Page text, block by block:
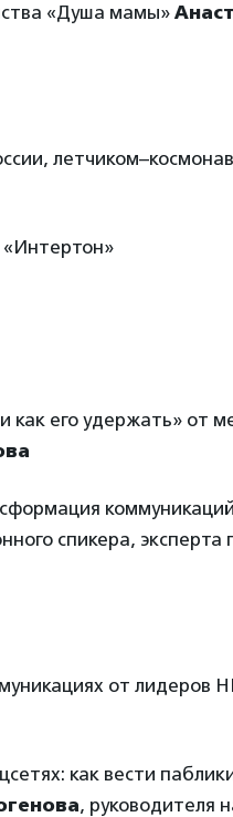
«Душа мамы»
«Интертон»
как его удержать» от
спикера, эксперта
от лидеров
как вести
, руководителя